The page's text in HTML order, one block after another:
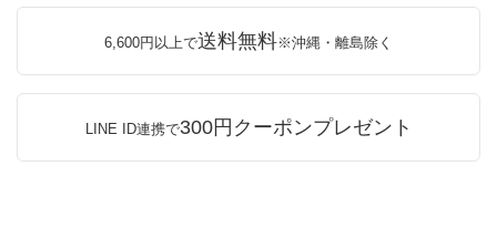
6,600円以上で送料無料※沖縄・離島除く
LINE ID連携で300円クーポンプレゼント